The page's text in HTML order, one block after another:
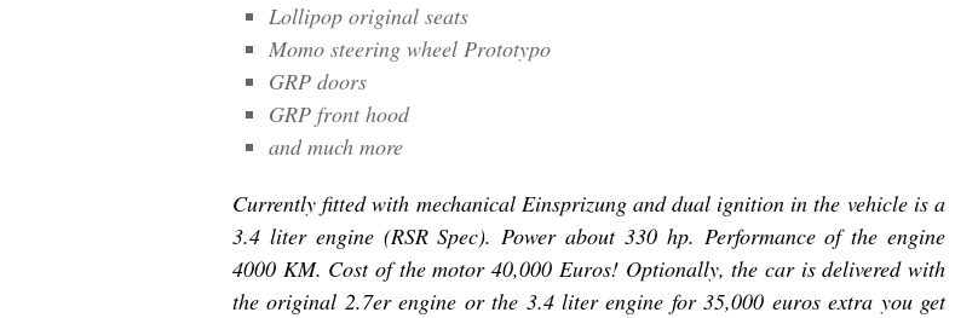
Lollipop original seats
Momo steering wheel Prototypo
GRP doors
GRP front hood
and much more
Currently fitted with mechanical Einsprizung and dual ignition in the vehicle is a
3.4 liter engine (RSR Spec). Power about 330 hp. Performance of the engine
4000 KM. Cost of the motor 40,000 Euros! Optionally, the car is delivered with
the original 2.7er engine or the 3.4 liter engine for 35,000 euros extra you get